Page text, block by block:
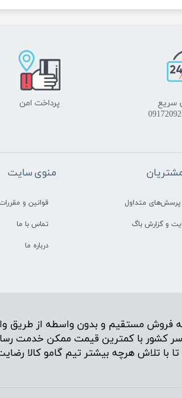
فروش مستقیم و بدون واسطه از طریق
کشور با کمترین قیمت ممکن خدمت
تا با تلاش هرچه بیشتر تیم گامو کالا
سریع
پرداخت امن
پرسش‌های متداول
و گزارش باگ
منوی سایت
قوانین و مقررات
تماس با ما
درباره ما